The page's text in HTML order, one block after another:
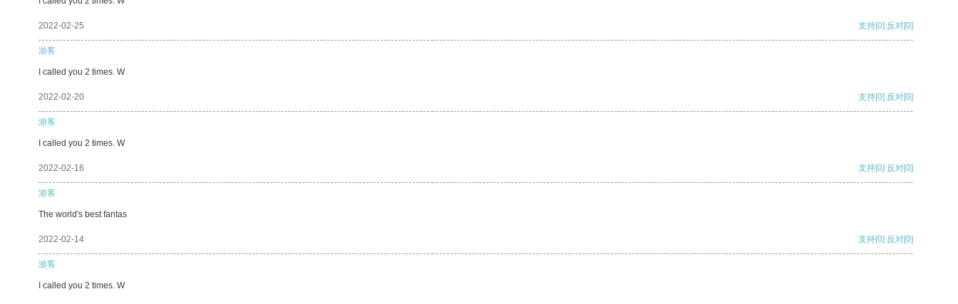
2022-02-25 支持[0] 反对[0]
游客
I called you 2 times. W
2022-02-20 支持[0] 反对[0]
游客
I called you 2 times. W
2022-02-16 支持[0] 反对[0]
游客
The world's best fantas
2022-02-14 支持[0] 反对[0]
游客
I called you 2 times. W